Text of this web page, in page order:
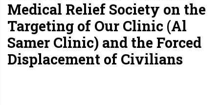
Medical Relief Society on the
Targeting of Our Clinic (Al
Samer Clinic) and the Forced
Displacement of Civilians